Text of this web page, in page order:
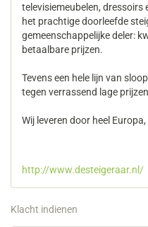
televisiemeubelen, dressoirs
het prachtige doorleefde
gemeenschappelijke deler:
betaalbare prijzen.
Tevens een hele lijn van
tegen verrassend lage
Wij leveren door heel
http://www.desteigeraar.nl/
Klacht indienen